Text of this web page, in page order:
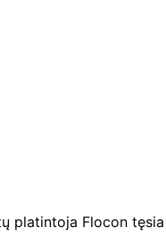
platintoja Flocon